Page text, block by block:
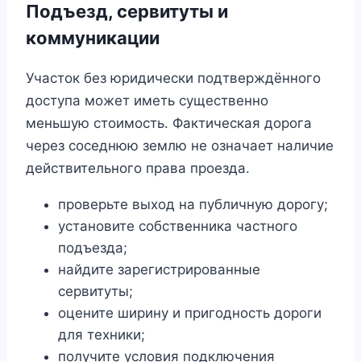
Подъезд, сервитуты и
коммуникации
Участок без юридически подтверждённого
доступа может иметь существенно
меньшую стоимость. Фактическая дорога
через соседнюю землю не означает наличие
действительного права проезда.
проверьте выход на публичную дорогу;
установите собственника частного
подъезда;
найдите зарегистрированные
сервитуты;
оцените ширину и пригодность дороги
для техники;
получите условия подключения